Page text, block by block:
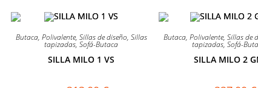
Butaca, Polivalente, Sillas de diseño, Sillas
tapizadas, Sofá-Butaca
SILLA MILO 1 VS
Butaca, Polivalente, Sillas de
tapizadas, Sofá-
SILLA MILO 2